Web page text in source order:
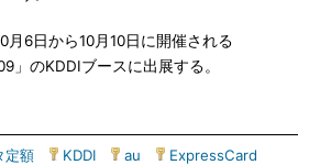
6日から10月10日に開催される
」のKDDIブースに出展する。
定額 KDDI au ExpressCard